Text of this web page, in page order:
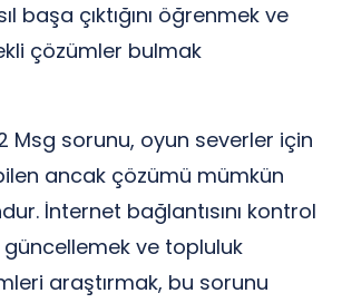
başa çıktığını öğrenmek ve
çözümler bulmak
Msg sorunu, oyun severler için
ancak çözümü mümkün
İnternet bağlantısını kontrol
ve topluluk
araştırmak, bu sorunu